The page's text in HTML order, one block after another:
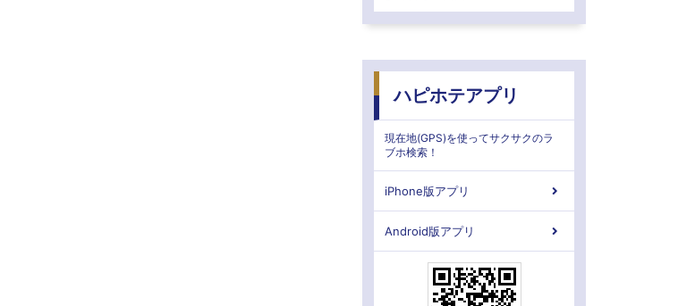
ハピホテアプリ
現在地(GPS)を使ってサクサクのラ
ブホ検索！
iPhone版アプリ
Android版アプリ